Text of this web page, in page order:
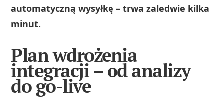
automatyczną wysyłkę – trwa zaledwie kilka
minut.
Plan wdrożenia
integracji – od analizy
do go-live